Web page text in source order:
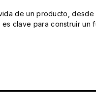
de un producto,
clave para construir un